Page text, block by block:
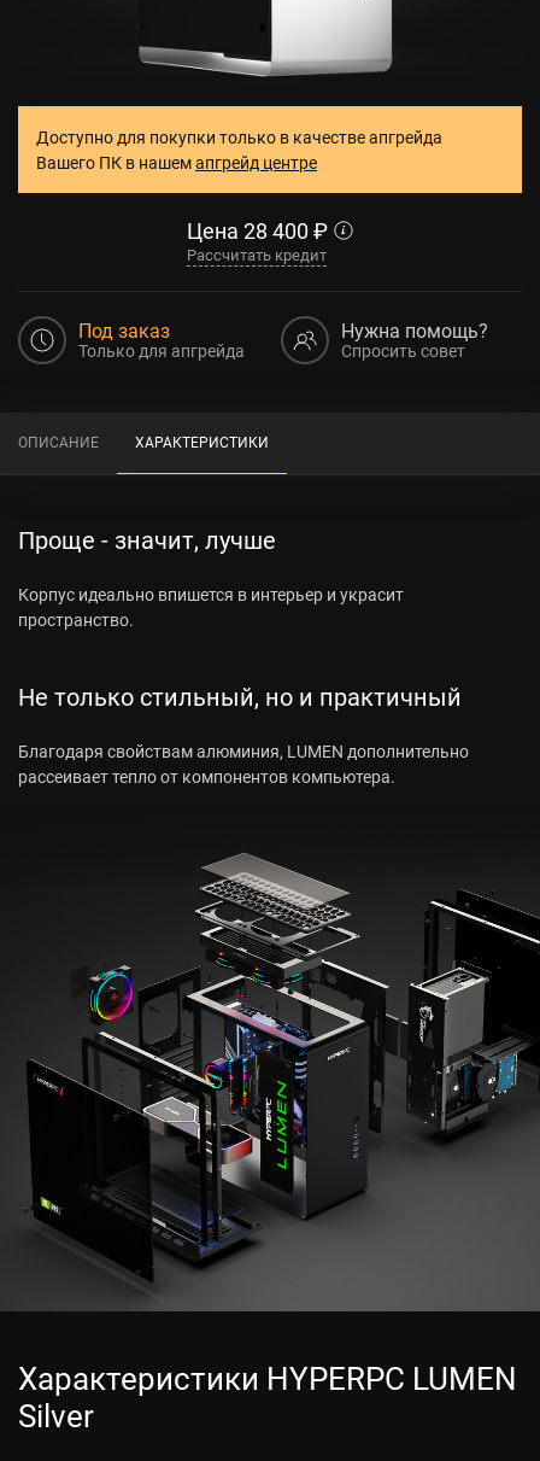
Доступно для покупки только в качестве апгрейда
Вашего ПК в нашемапгрейд центре
Цена 28 400 ₽
Рассчитать кредит
Под заказ
Только для апгрейда
Нужна помощь?
Спросить совет
ОПИСАНИЕ ХАРАКТЕРИСТИКИ
Проще - значит, лучше
Корпус идеально впишется в интерьер и украсит
пространство.
Не только стильный, но и практичный
Благодаря свойствам алюминия, LUMEN дополнительно
рассеивает тепло от компонентов компьютера.
Характеристики HYPERPC LUMEN
Silver